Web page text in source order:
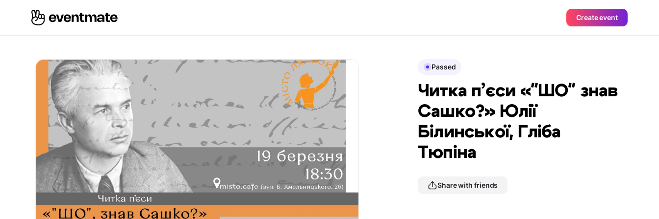
Create event
Passed
Читка п’єси «"ШО" знав
Сашко?» Юлії
Білинської, Гліба
Тюпіна
Share with friends